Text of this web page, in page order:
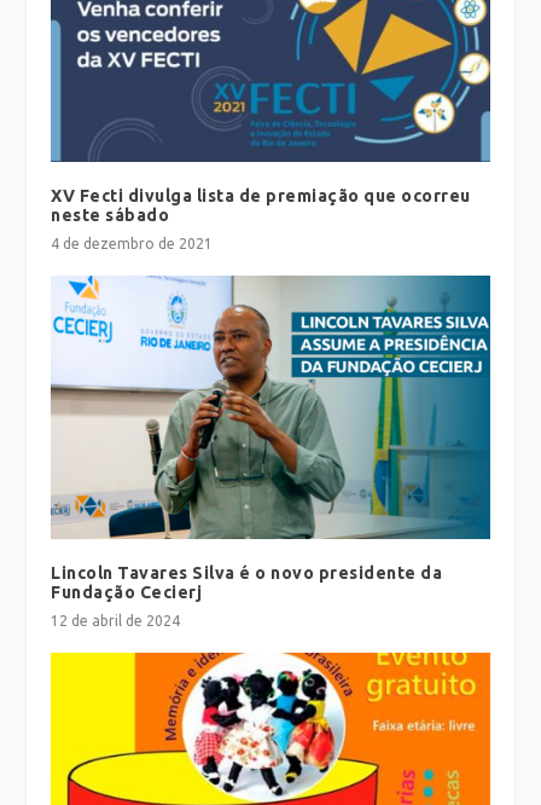
XV Fecti divulga lista de premiação que ocorreu
neste sábado
4 de dezembro de 2021
Lincoln Tavares Silva é o novo presidente da
Fundação Cecierj
12 de abril de 2024